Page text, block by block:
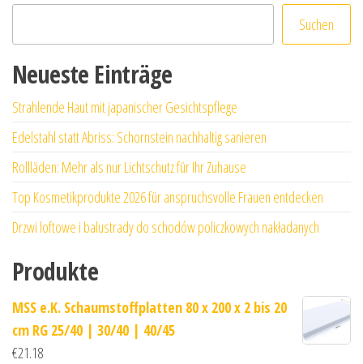
Suchen
Neueste Einträge
Strahlende Haut mit japanischer Gesichtspflege
Edelstahl statt Abriss: Schornstein nachhaltig sanieren
Rollläden: Mehr als nur Lichtschutz für Ihr Zuhause
Top Kosmetikprodukte 2026 für anspruchsvolle Frauen entdecken
Drzwi loftowe i balustrady do schodów policzkowych nakładanych
Produkte
MSS e.K. Schaumstoffplatten 80 x 200 x 2 bis 20
cm RG 25/40 | 30/40 | 40/45
€21.18